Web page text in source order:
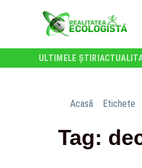
ULTIMELE ȘTIRI
Acasă Etichete
Tag: